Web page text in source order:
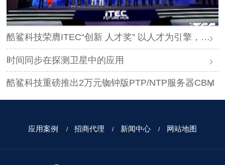
酷鲨科技荣膺ITEC“创新 人才奖” 以人才为引擎，时空为基石，驱动智能未来
时间同步在探测卫星中的应用
酷鲨科技重磅推出2万元铷钟版PTP/NTP服务器CBM
应用案例 招商代理 新闻中心 网站地图